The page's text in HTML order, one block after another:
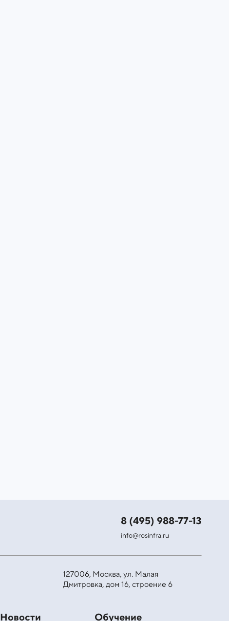
8 (495) 988-77-13
info@rosinfra.ru
127006, Москва, ул. Малая
Дмитровка, дом 16, строение 6
Новости Обучение